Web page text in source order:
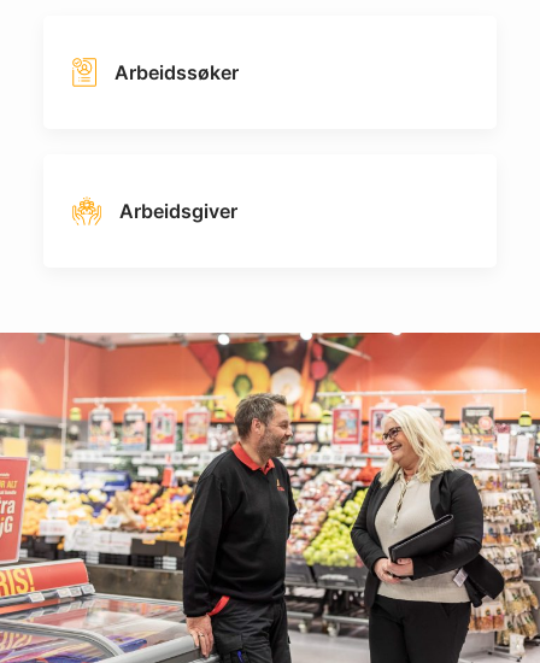
Arbeidssøker
Arbeidsgiver